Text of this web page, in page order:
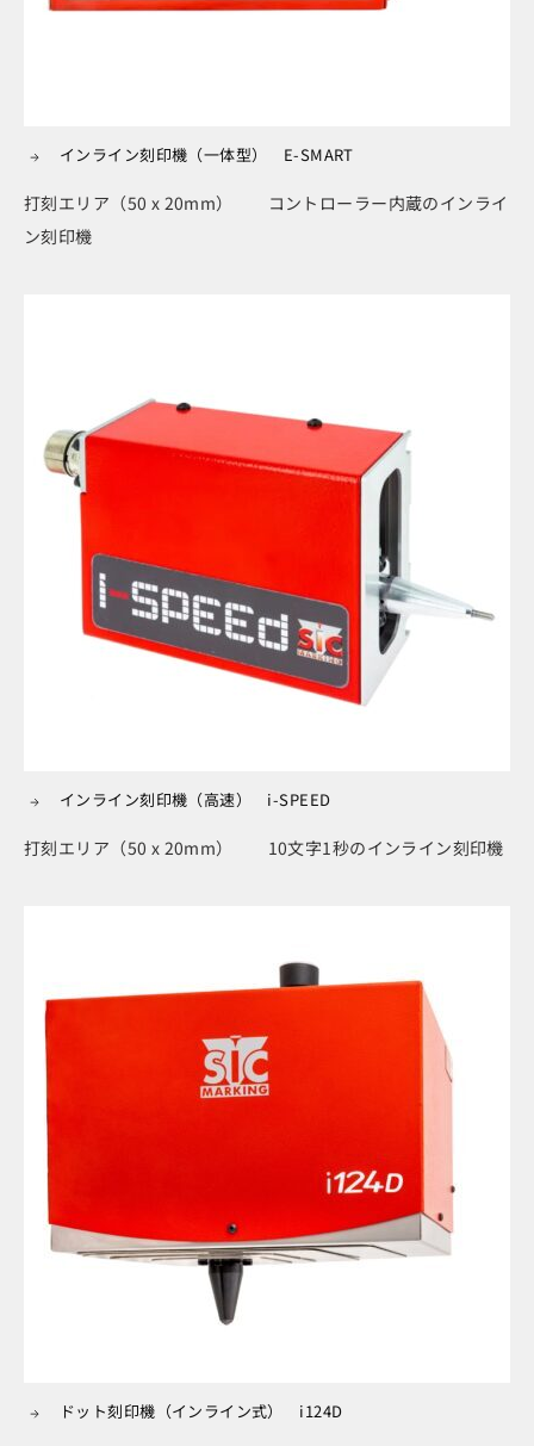
インライン刻印機（一体型） E-SMART
打刻エリア（50 x 20mm） コントローラー内蔵のインライ
ン刻印機
インライン刻印機（高速） i-SPEED
打刻エリア（50 x 20mm） 10文字1秒のインライン刻印機
ドット刻印機（インライン式） i124D